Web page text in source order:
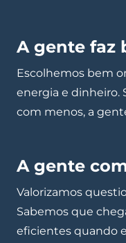
A gente faz
Escolhemos bem
energia e dinheiro.
com menos, a
A gente
Valorizamos
Sabemos que
eficientes quando